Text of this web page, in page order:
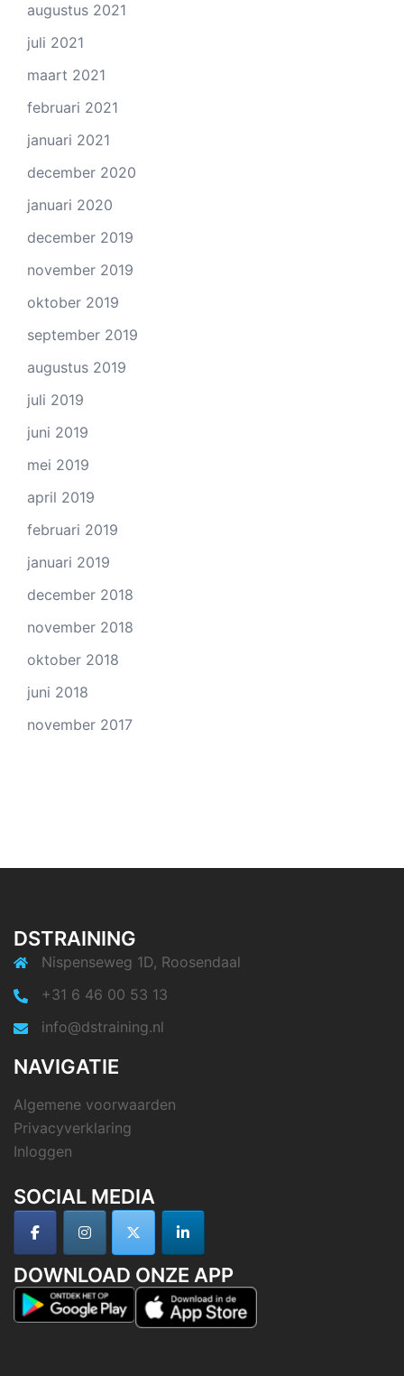
augustus 2021
juli 2021
maart 2021
februari 2021
januari 2021
december 2020
januari 2020
december 2019
november 2019
oktober 2019
september 2019
augustus 2019
juli 2019
juni 2019
mei 2019
april 2019
februari 2019
januari 2019
december 2018
november 2018
oktober 2018
juni 2018
november 2017
DSTRAINING
Nispenseweg 1D, Roosendaal
+31 6 46 00 53 13
info@dstraining.nl
NAVIGATIE
Algemene voorwaarden
Privacyverklaring
Inloggen
SOCIAL MEDIA
DOWNLOAD ONZE APP